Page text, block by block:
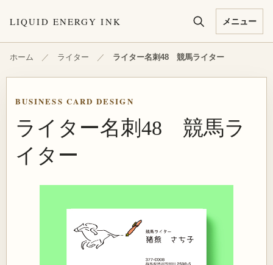
LIQUID ENERGY INK メニュー
ホーム ／ ライター ／ ライター名刺48 競馬ライター
BUSINESS CARD DESIGN
ライター名刺48 競馬ラ
イター